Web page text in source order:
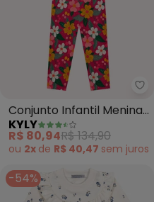
Conjunto Infantil Menina
com Strass (Bege)
KYLY
R$ 80,94R$ 134,90
ou 2x de R$ 40,47 sem juros
-54%